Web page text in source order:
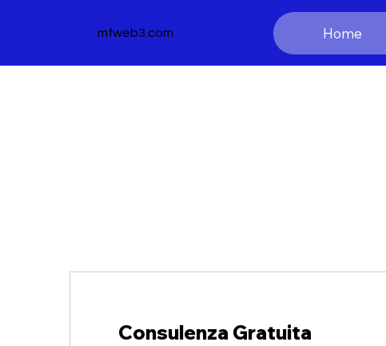
mfweb3.com Home
Consulenza Gratuita